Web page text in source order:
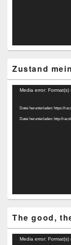
Zustand
Video-
Media error:
Datei herunterladen: https://
Datei herunterladen: http://
The good,
Video-
Media error: